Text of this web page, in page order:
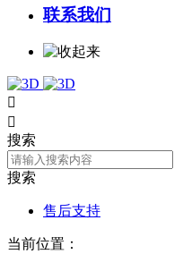
联系我们


搜索
搜索
售后支持
当前位置：